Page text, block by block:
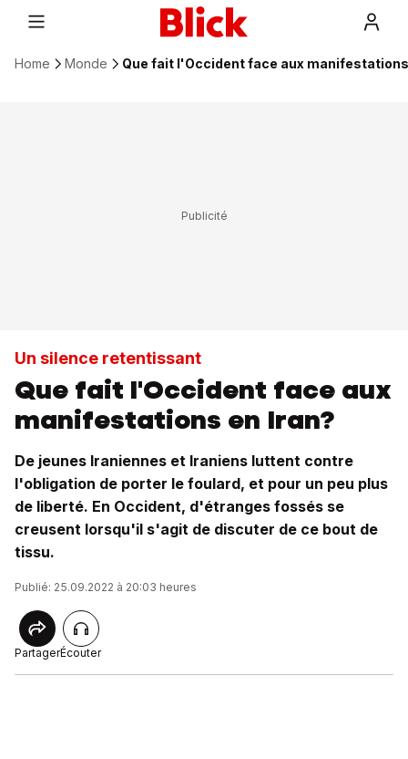
Home Monde Que fait l'Occident face aux
Un silence retentissant
Que fait l'Occident face aux
manifestations en Iran?
De jeunes Iraniennes et Iraniens luttent contre
l'obligation de porter le foulard, et pour un peu plus
de liberté. En Occident, d'étranges fossés se
creusent lorsqu'il s'agit de discuter de ce bout de
tissu.
Publié: 25.09.2022 à 20:03 heures
PartagerÉcouter